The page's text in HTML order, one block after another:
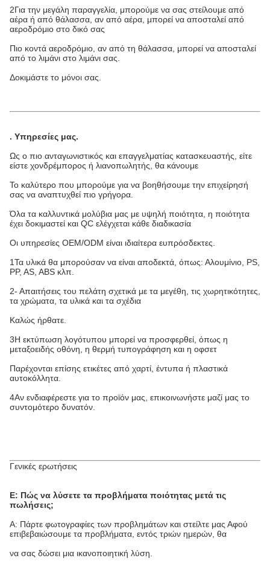
2Για την μεγάλη παραγγελία, μπορούμε να σας στείλουμε από
αέρα ή από θάλασσα, αν από αέρα, μπορεί να αποσταλεί από
αεροδρόμιο στο δικό σας
Πιο κοντά αεροδρόμιο, αν από τη θάλασσα, μπορεί να αποσταλεί
από το λιμάνι στο λιμάνι σας.
Δοκιμάστε το μόνοι σας.
. Υπηρεσίες μας.
Ως ο πιο ανταγωνιστικός και επαγγελματίας κατασκευαστής, είτε
είστε χονδρέμπορος ή λιανοπωλητής, θα κάνουμε
Το καλύτερο που μπορούμε για να βοηθήσουμε την επιχείρησή
σας να αναπτυχθεί πιο γρήγορα.
Όλα τα καλλυντικά μολύβια μας με υψηλή ποιότητα, η ποιότητα
έχει δοκιμαστεί και QC ελέγχεται κάθε διαδικασία
Οι υπηρεσίες OEM/ODM είναι ιδιαίτερα ευπρόσδεκτες.
1Τα υλικά θα μπορούσαν να είναι αποδεκτά, όπως: Αλουμίνιο, PS,
PP, AS, ABS κλπ.
2- Απαιτήσεις του πελάτη σχετικά με τα μεγέθη, τις χωρητικότητες,
τα χρώματα, τα υλικά και τα σχέδια
Καλώς ήρθατε.
3Η εκτύπωση λογότυπου μπορεί να προσφερθεί, όπως η
μεταξοειδής οθόνη, η θερμή τυπογράφηση και η οφσετ
Παρέχονται επίσης ετικέτες από χαρτί, έντυπα ή πλαστικά
αυτοκόλλητα.
4Αν ενδιαφέρεστε για το προϊόν μας, επικοινωνήστε μαζί μας το
συντομότερο δυνατόν.
Γενικές ερωτήσεις
Ε: Πώς να λύσετε τα προβλήματα ποιότητας μετά τις
πωλήσεις;
Α: Πάρτε φωτογραφίες των προβλημάτων και στείλτε μας Αφού
επιβεβαιώσουμε τα προβλήματα, εντός τριών ημερών, θα
να σας δώσει μια ικανοποιητική λύση.